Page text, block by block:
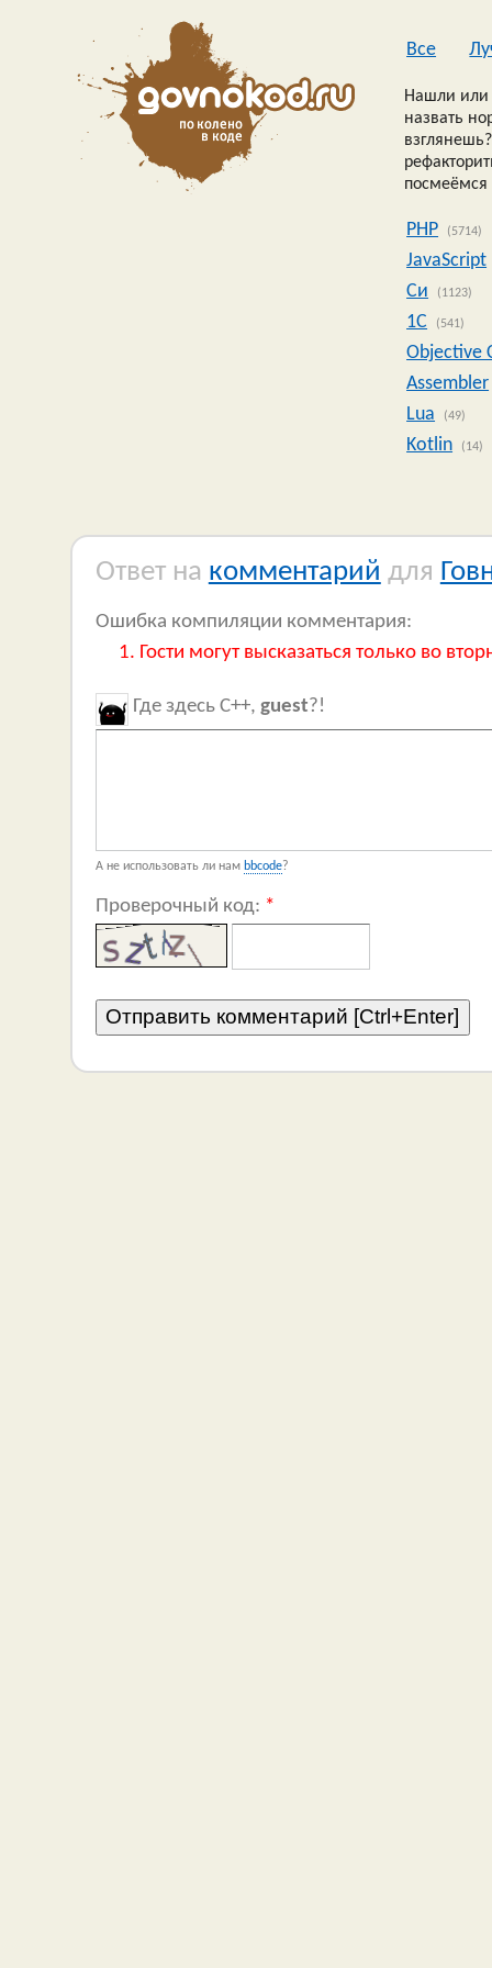
Все
Нашли или
назвать
посмеёмся
PHP (5714)
JavaScript
Си
(1123)
1C (541)
Objective
Assembler
Lua
(49)
Kotlin (14)
Ответ на комментарий для
Ошибка компиляции комментария:
Гости могут высказаться только во
Где здесь C++, guest?!
А не использовать ли нам bbcode?
Проверочный код: *